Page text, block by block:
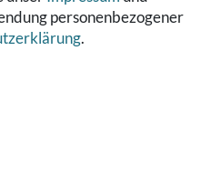
personenbezogener
.
GmbH | Alle Rechte